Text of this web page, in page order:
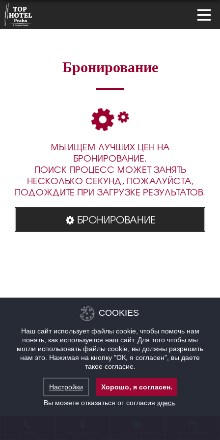
Бронирование
МЫ ИЩЕМ ЛУЧШИХ ЦЕН НА
БРОНИРОВАНИЕ.
ПОИСК ПРОЦЕСС МОЖЕТ ЗАНЯТЬ
НЕСКОЛЬКО СЕКУНД, ПОЖАЛУЙСТА,
ПОДОЖДИТЕ ПРИ ЗАГРУЗКЕ РЕЗУЛЬТАТОВ.
БРОНИРОВАНИЕ
COOKIES
Наш сайт использует файлы cookie, чтобы помочь нам
понять, как используется наш сайт. Для того чтобы мы
могли использовать файлы cookie, вы должны разрешить
нам это. Нажимая на кнопку "ОК, я согласен", вы даете
такое согласие.
Настройки
Хорошо, я согласен.
Вы можете отказаться от согласия здесь.